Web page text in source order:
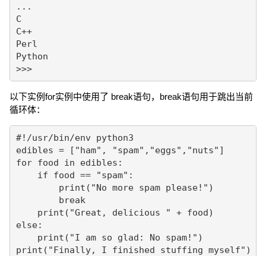
...
C
C++
Perl
Python
>>>
以下实例for实例中使用了 break语句，break语句用于跳出当前
循环体：
#!/usr/bin/env python3
edibles = ["ham", "spam","eggs","nuts"]
for food in edibles:
if food == "spam":
print("No more spam please!")
break
print("Great, delicious " + food)
else:
print("I am so glad: No spam!")
print("Finally, I finished stuffing myself")